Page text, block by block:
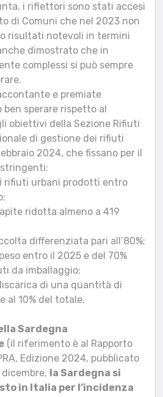
i riflettori sono stati accesi
di Comuni che nel 2023 non
risultati notevoli in termini
dimostrato che in
complessi si può sempre
e premiate
sperare rispetto al
obiettivi della Sezione Rifiuti
di gestione dei rifiuti
2024, che fissano per il
urbani prodotti entro
ridotta almeno a 419
differenziata pari all’80%;
entro il 2025 e del 70%
da imballaggio;
di una quantità di
al 10% del totale.
Sardegna
(il riferimento è al Rapporto
Edizione 2024, pubblicato
la Sardegna si
in Italia per l’incidenza